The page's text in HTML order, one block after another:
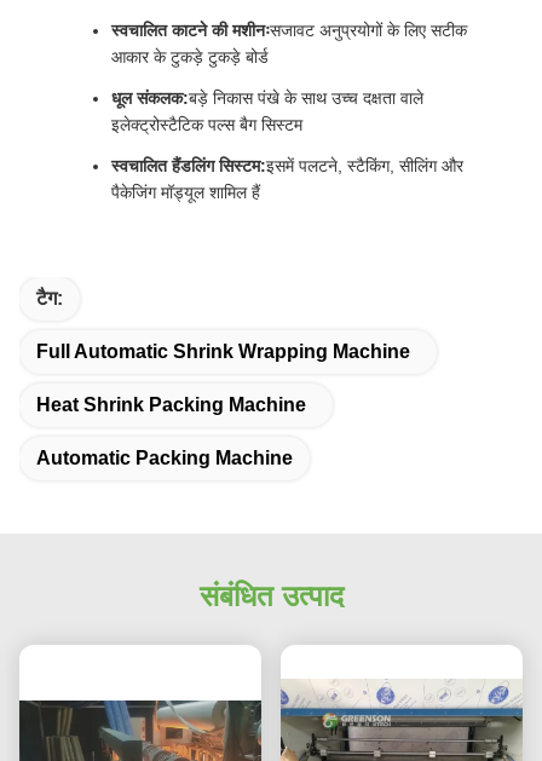
स्वचालित काटने की मशीनःसजावट अनुप्रयोगों के लिए सटीक
आकार के टुकड़े टुकड़े बोर्ड
धूल संकलक:बड़े निकास पंखे के साथ उच्च दक्षता वाले
इलेक्ट्रोस्टैटिक पल्स बैग सिस्टम
स्वचालित हैंडलिंग सिस्टम:इसमें पलटने, स्टैकिंग, सीलिंग और
पैकेजिंग मॉड्यूल शामिल हैं
टैग:
Full Automatic Shrink Wrapping Machine
Heat Shrink Packing Machine
Automatic Packing Machine
संबंधित उत्पाद